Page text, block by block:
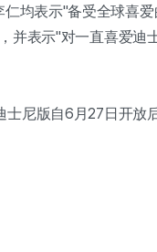
均表示"备受全球喜
并表示"对一直喜爱迪
士尼版自6月27日开放